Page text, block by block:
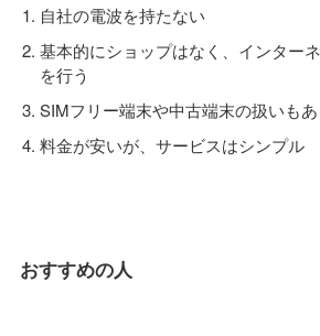
自社の電波を持たない
基本的にショップはなく、インター
を行う
SIMフリー端末や中古端末の扱いもあ
料金が安いが、サービスはシンプル
おすすめの人